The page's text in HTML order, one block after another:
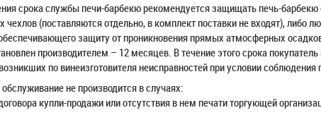
срока службы печи-барбекю рекомендуется защищать печь-
чехлов (поставляются отдельно, в комплект поставки не входят), либо
защиту от проникновения прямых атмосферных
производителем – 12 месяцев. В течение этого срока
по винеизготовителя неисправностей при условии
обслуживание не производится в случаях:
купли-продажи или отсутствия в нем печати торгующей